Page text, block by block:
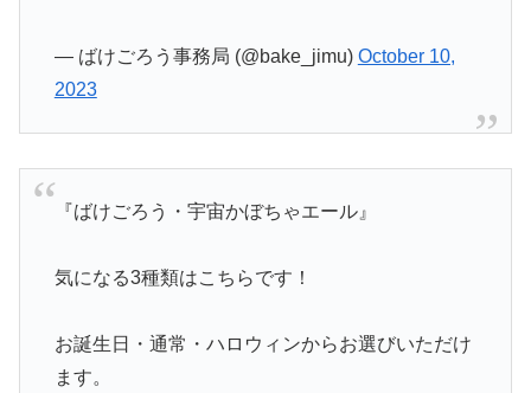
— ばけごろう事務局 (@bake_jimu) October 10,
2023
『ばけごろう・宇宙かぼちゃエール』
気になる3種類はこちらです！
お誕生日・通常・ハロウィンからお選びいただけ
ます。